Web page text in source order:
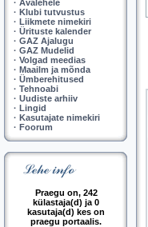
· Avalehele
· Klubi tutvustus
· Liikmete nimekiri
· Ürituste kalender
· GAZ Ajalugu
· GAZ Mudelid
· Volgad meedias
· Maailm ja mõnda
· Ümberehitused
· Tehnoabi
· Uudiste arhiiv
· Lingid
· Kasutajate nimekiri
· Foorum
Praegu on, 242
külastaja(d) ja 0
kasutaja(d) kes on
praegu portaalis.